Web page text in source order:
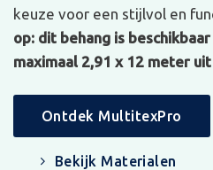
keuze voor een stijlvol en
op: dit behang is
maximaal 2,91 x 12 meter
Ontdek MultitexPro
Bekijk Materialen